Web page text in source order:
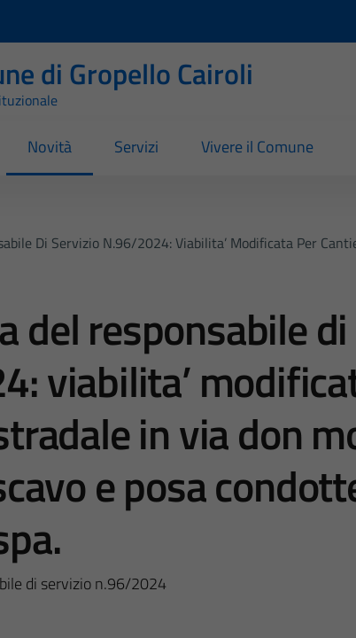
di Gropello Cairoli
Novità Servizi Vivere il Comune
Di Servizio N.96/2024: Viabilita’ Modificata Per
del responsabile
viabilita’
in via don
e posa
di servizio n.96/2024